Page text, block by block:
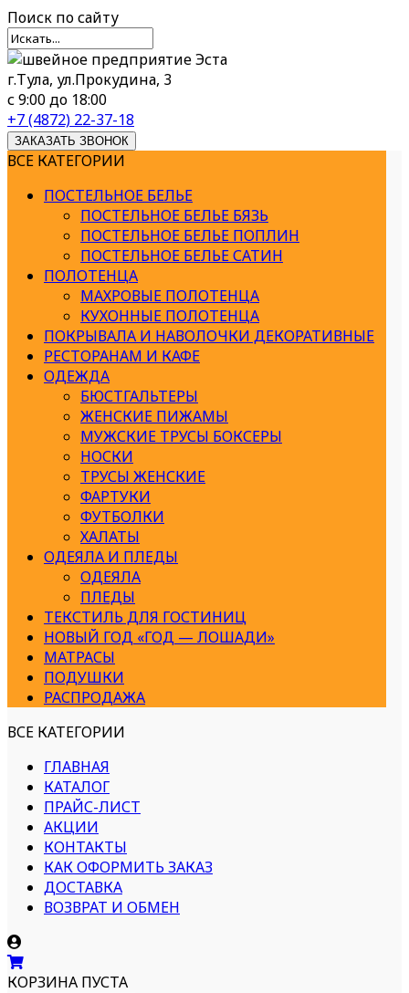
Поиск по сайту
г.Тула, ул.Прокудина, 3
с 9:00 до 18:00
+7 (4872) 22-37-18
ЗАКАЗАТЬ ЗВОНОК
ВСЕ КАТЕГОРИИ
ПОСТЕЛЬНОЕ БЕЛЬЕ
ПОСТЕЛЬНОЕ БЕЛЬЕ БЯЗЬ
ПОСТЕЛЬНОЕ БЕЛЬЕ ПОПЛИН
ПОСТЕЛЬНОЕ БЕЛЬЕ САТИН
ПОЛОТЕНЦА
МАХРОВЫЕ ПОЛОТЕНЦА
КУХОННЫЕ ПОЛОТЕНЦА
ПОКРЫВАЛА И НАВОЛОЧКИ ДЕКОРАТИВНЫЕ
РЕСТОРАНАМ И КАФЕ
ОДЕЖДА
БЮСТГАЛЬТЕРЫ
ЖЕНСКИЕ ПИЖАМЫ
МУЖСКИЕ ТРУСЫ БОКСЕРЫ
НОСКИ
ТРУСЫ ЖЕНСКИЕ
ФАРТУКИ
ФУТБОЛКИ
ХАЛАТЫ
ОДЕЯЛА И ПЛЕДЫ
ОДЕЯЛА
ПЛЕДЫ
ТЕКСТИЛЬ ДЛЯ ГОСТИНИЦ
НОВЫЙ ГОД «ГОД — ЛОШАДИ»
МАТРАСЫ
ПОДУШКИ
РАСПРОДАЖА
ВСЕ КАТЕГОРИИ
ГЛАВНАЯ
КАТАЛОГ
ПРАЙС-ЛИСТ
АКЦИИ
КОНТАКТЫ
КАК ОФОРМИТЬ ЗАКАЗ
ДОСТАВКА
ВОЗВРАТ И ОБМЕН
КОРЗИНА ПУСТА